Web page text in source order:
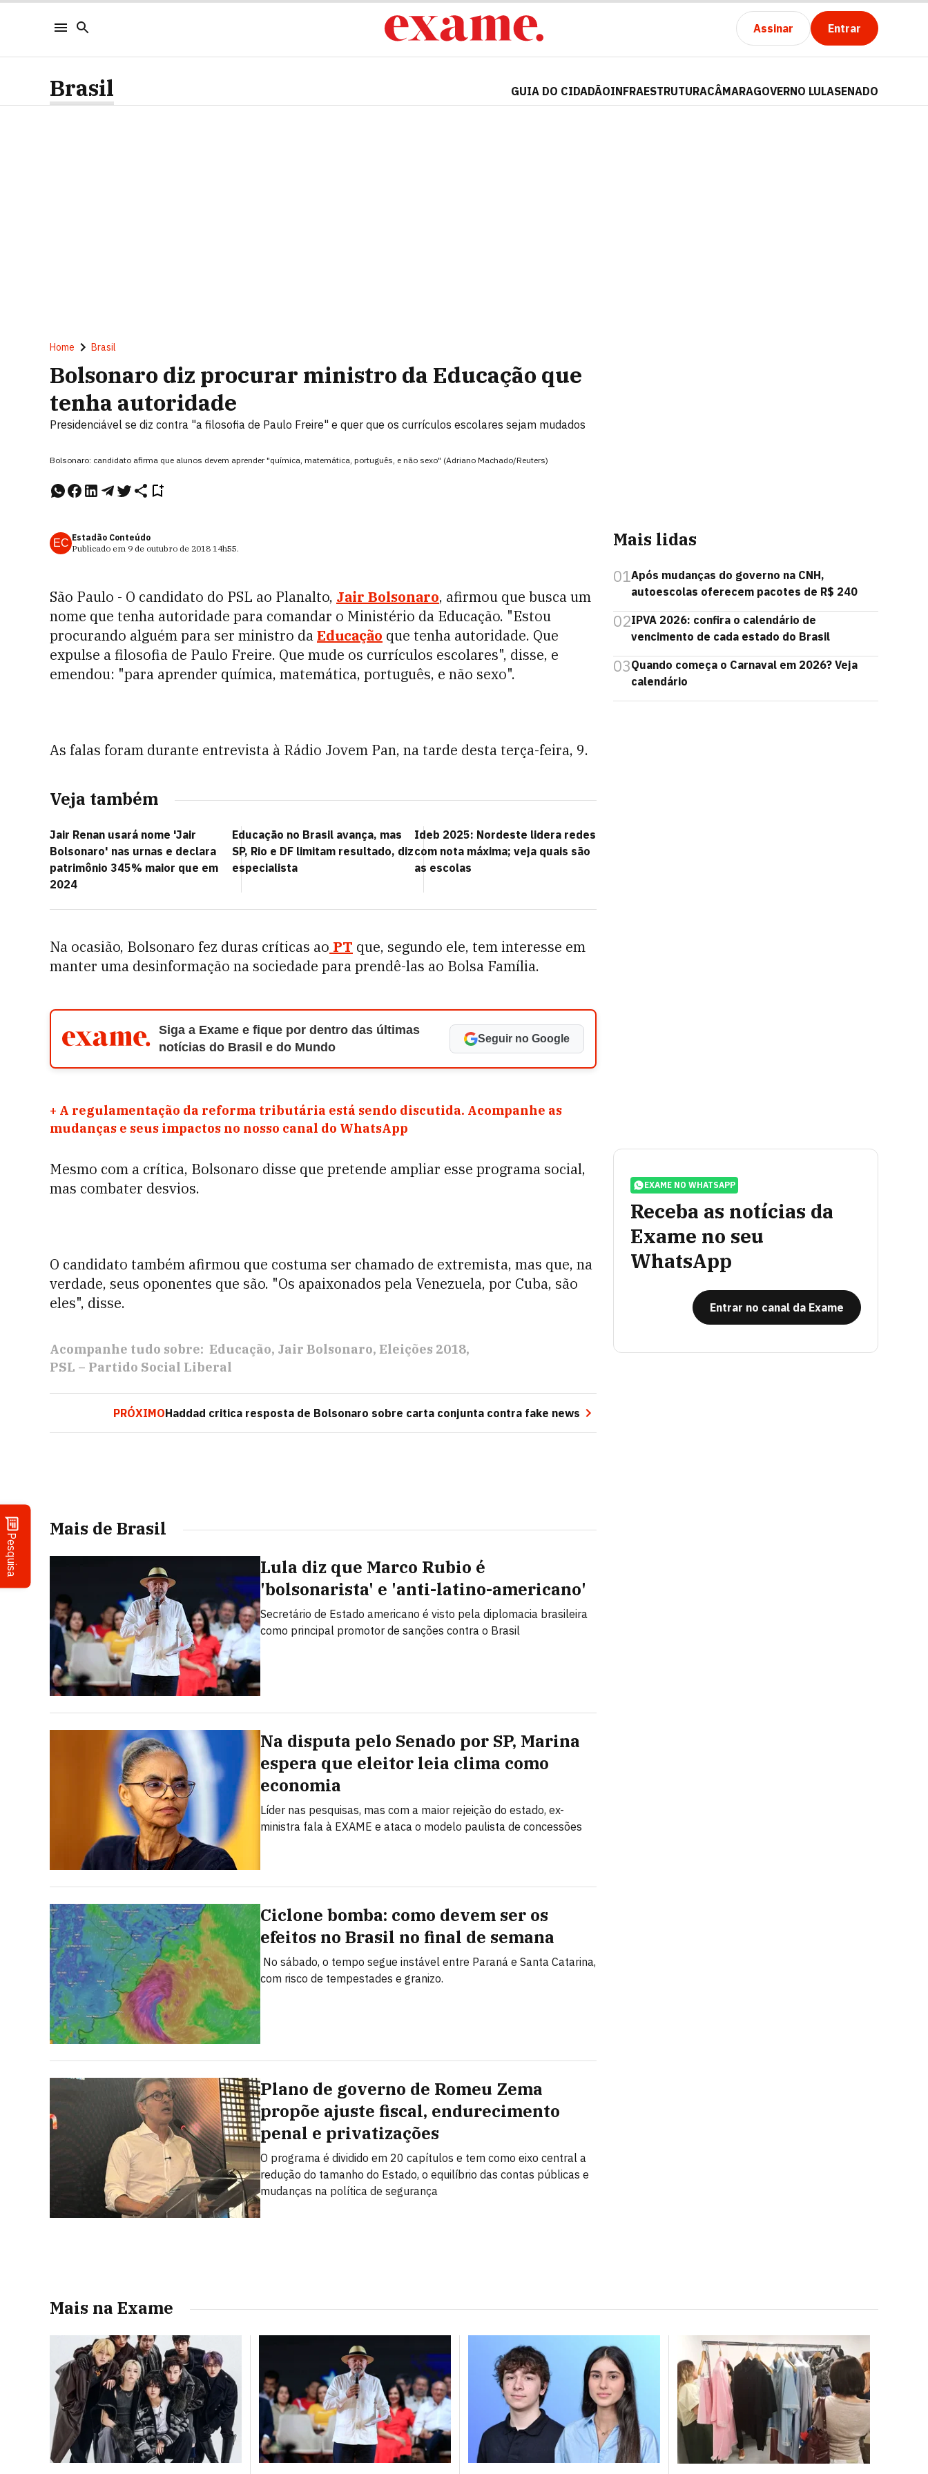
Assinar Entrar
Pesquisa
Brasil GUIA DO CIDADÃOINFRAESTRUTURACÂMARAGOVERNO LULASENADO
Home Brasil
Bolsonaro diz procurar ministro da Educação que
tenha autoridade
Presidenciável se diz contra "a filosofia de Paulo Freire" e quer que os currículos escolares sejam mudados
Bolsonaro: candidato afirma que alunos devem aprender "química, matemática, português, e não sexo" (Adriano Machado/Reuters)
EC Estadão Conteúdo
Publicado em 9 de outubro de 2018 14h55.
São Paulo - O candidato do PSL ao Planalto, Jair Bolsonaro, afirmou que busca um
nome que tenha autoridade para comandar o Ministério da Educação. "Estou
procurando alguém para ser ministro daEducação que tenha autoridade. Que
expulse a filosofia de Paulo Freire. Que mude os currículos escolares", disse, e
emendou: "para aprender química, matemática, português, e não sexo".
As falas foram durante entrevista à Rádio Jovem Pan, na tarde desta terça-feira, 9.
Veja também
Jair Renan usará nome 'Jair
Bolsonaro' nas urnas e declara
patrimônio 345% maior que em
2024
Educação no Brasil avança, mas
SP, Rio e DF limitam resultado, diz
especialista
Ideb 2025: Nordeste lidera redes
com nota máxima; veja quais são
as escolas
Na ocasião, Bolsonaro fez duras críticas ao PT que, segundo ele, tem interesse em
manter uma desinformação na sociedade para prendê-las ao Bolsa Família.
Siga a Exame e fique por dentro das últimas
notícias do Brasil e do Mundo
Seguir no Google
+ A regulamentação da reforma tributária está sendo discutida. Acompanhe as
mudanças e seus impactos no nosso canal do WhatsApp
Mesmo com a crítica, Bolsonaro disse que pretende ampliar esse programa social,
mas combater desvios.
O candidato também afirmou que costuma ser chamado de extremista, mas que, na
verdade, seus oponentes que são. "Os apaixonados pela Venezuela, por Cuba, são
eles", disse.
Acompanhe tudo sobre: Educação Jair Bolsonaro Eleições 2018
PSL – Partido Social Liberal
PRÓXIMOHaddad critica resposta de Bolsonaro sobre carta conjunta contra fake news
Mais de Brasil
Lula diz que Marco Rubio é
'bolsonarista' e 'anti-latino-americano'
Secretário de Estado americano é visto pela diplomacia brasileira
como principal promotor de sanções contra o Brasil
Na disputa pelo Senado por SP, Marina
espera que eleitor leia clima como
economia
Líder nas pesquisas, mas com a maior rejeição do estado, ex-
ministra fala à EXAME e ataca o modelo paulista de concessões
Ciclone bomba: como devem ser os
efeitos no Brasil no final de semana
No sábado, o tempo segue instável entre Paraná e Santa Catarina,
com risco de tempestades e granizo.
Plano de governo de Romeu Zema
propõe ajuste fiscal, endurecimento
penal e privatizações
O programa é dividido em 20 capítulos e tem como eixo central a
redução do tamanho do Estado, o equilíbrio das contas públicas e
mudanças na política de segurança
Mais lidas
01Após mudanças do governo na CNH,
autoescolas oferecem pacotes de R$ 240
02IPVA 2026: confira o calendário de
vencimento de cada estado do Brasil
03Quando começa o Carnaval em 2026? Veja
calendário
EXAME NO WHATSAPP
Receba as notícias da
Exame no seu
WhatsApp
Entrar no canal da Exame
Mais na Exame